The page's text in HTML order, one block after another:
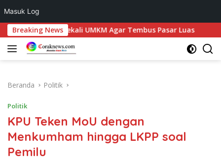
Masuk Log
Langsung
ke
konten
Breaking News
Bekali UMKM Agar Tembus Pasar Luas Rajut
Beranda Politik
Politik
KPU Teken MoU dengan
Menkumham hingga LKPP soal
Pemilu